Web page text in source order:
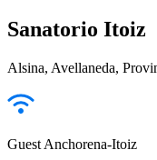
Sanatorio Itoiz
Alsina, Avellaneda,
Guest Anchorena-Itoiz